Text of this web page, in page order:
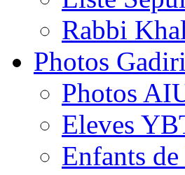
Rabbi
Photos
Photos
Eleves
Enfants